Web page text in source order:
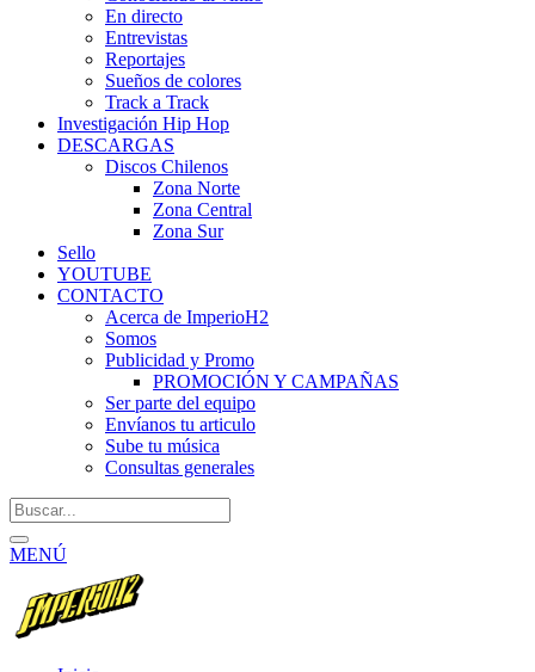
En directo
Entrevistas
Reportajes
Sueños de colores
Track a Track
Investigación Hip Hop
DESCARGAS
Discos Chilenos
Zona Norte
Zona Central
Zona Sur
Sello
YOUTUBE
CONTACTO
Acerca de ImperioH2
Somos
Publicidad y Promo
PROMOCIÓN Y CAMPAÑAS
Ser parte del equipo
Envíanos tu articulo
Sube tu música
Consultas generales
MENÚ